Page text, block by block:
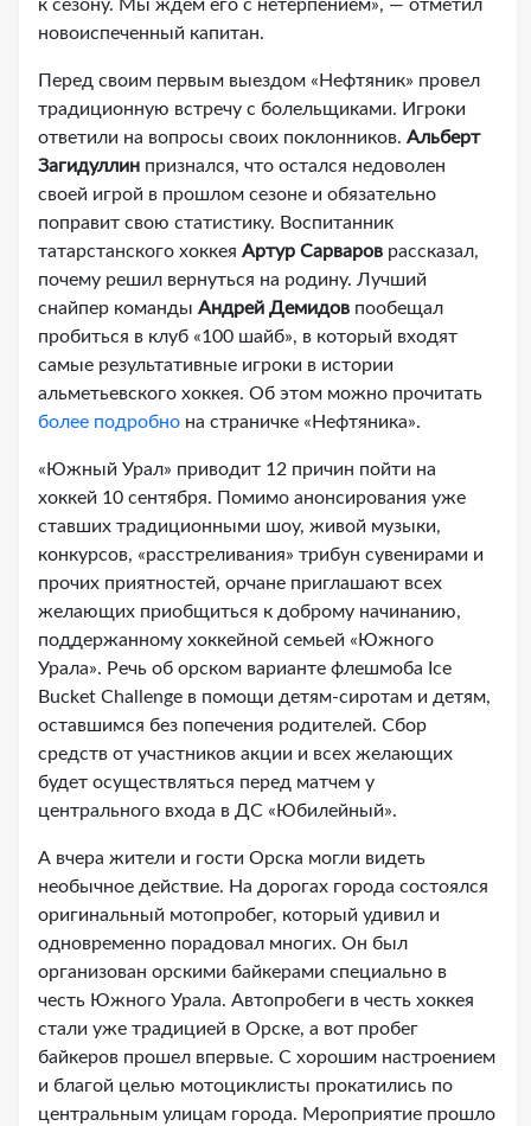
к сезону. Мы ждем его с нетерпением», — отметил
новоиспеченный капитан.
Перед своим первым выездом «Нефтяник» провел
традиционную встречу с болельщиками. Игроки
ответили на вопросы своих поклонников. Альберт
Загидуллин признался, что остался недоволен
своей игрой в прошлом сезоне и обязательно
поправит свою статистику. Воспитанник
татарстанского хоккея Артур Сарваров рассказал,
почему решил вернуться на родину. Лучший
снайпер команды Андрей Демидов пообещал
пробиться в клуб «100 шайб», в который входят
самые результативные игроки в истории
альметьевского хоккея. Об этом можно прочитать
более подробно на страничке «Нефтяника».
«Южный Урал» приводит 12 причин пойти на
хоккей 10 сентября. Помимо анонсирования уже
ставших традиционными шоу, живой музыки,
конкурсов, «расстреливания» трибун сувенирами и
прочих приятностей, орчане приглашают всех
желающих приобщиться к доброму начинанию,
поддержанному хоккейной семьей «Южного
Урала». Речь об орском варианте флешмоба Ice
Bucket Challenge в помощи детям-сиротам и детям,
оставшимся без попечения родителей. Сбор
средств от участников акции и всех желающих
будет осуществляться перед матчем у
центрального входа в ДС «Юбилейный».
А вчера жители и гости Орска могли видеть
необычное действие. На дорогах города состоялся
оригинальный мотопробег, который удивил и
одновременно порадовал многих. Он был
организован орскими байкерами специально в
честь Южного Урала. Автопробеги в честь хоккея
стали уже традицией в Орске, а вот пробег
байкеров прошел впервые. С хорошим настроением
и благой целью мотоциклисты прокатились по
центральным улицам города. Мероприятие прошло